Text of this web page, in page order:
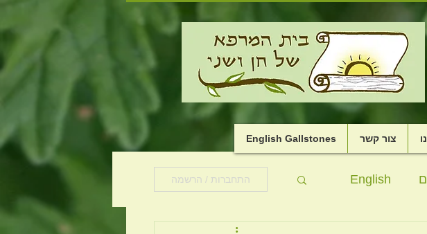
English Gallstones צור קשר
English התחברות / הרשמה